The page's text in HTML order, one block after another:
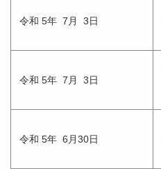
令和 5年 7月 3日
令和 5年 7月 3日
令和 5年 6月30日